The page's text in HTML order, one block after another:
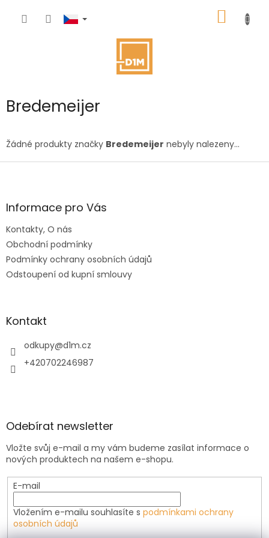
KOŠÍK
Bredemeijer
Žádné produkty značky Bredemeijer nebyly nalezeny...
Z
aInformace pro Vás
Kontakty, O nás
Obchodní podmínky
Podmínky ochrany osobních údajů
Odstoupení od kupní smlouvy
Kontakt
odkupy@d1m.cz
+420702246987
Odebírat newsletter
Vložte svůj e-mail a my vám budeme zasílat informace o
nových produktech na našem e-shopu.
E-mail
Vložením e-mailu souhlasíte s podmínkami ochrany
osobních údajů